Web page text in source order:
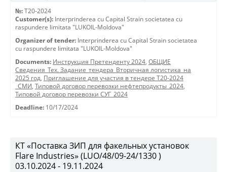
№: T20-2024
Customer(s): Interprinderea cu Capital Strain societatea cu
raspundere limitata "LUKOIL-Moldova"
Organizer of tender: Interprinderea cu Capital Strain societatea
cu raspundere limitata "LUKOIL-Moldova"
Documents: Инструкция Претенденту 2024, ОБЩИЕ
Сведения_Тех. Задание_тендера_Вторичная логистика_на
2025 год, Приглашение для участия в тендере Т20-2024
_СМИ, Типовой договор перевозки нефтепродукты_2024,
Типовой договор перевозки СУГ_2024
Deadline: 10/17/2024
КТ «Поставка ЗИП для факельных установок
Flare Industries» (LUO/48/09-24/1330 )
03.10.2024 - 19.11.2024